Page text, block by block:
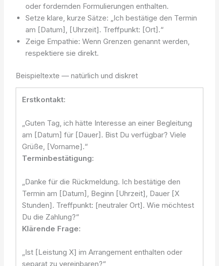
oder fordernden Formulierungen enthalten.
Setze klare, kurze Sätze: „Ich bestätige den Termin
am [Datum], [Uhrzeit]. Treffpunkt: [Ort].“
Zeige Empathie: Wenn Grenzen genannt werden,
respektiere sie direkt.
Beispieltexte — natürlich und diskret
Erstkontakt:
„Guten Tag, ich hätte Interesse an einer Begleitung
am [Datum] für [Dauer]. Bist Du verfügbar? Viele
Grüße, [Vorname].“
Terminbestätigung:
„Danke für die Rückmeldung. Ich bestätige den
Termin am [Datum], Beginn [Uhrzeit], Dauer [X
Stunden]. Treffpunkt: [neutraler Ort]. Wie möchtest
Du die Zahlung?“
Klärende Frage:
„Ist [Leistung X] im Arrangement enthalten oder
separat zu vereinbaren?“